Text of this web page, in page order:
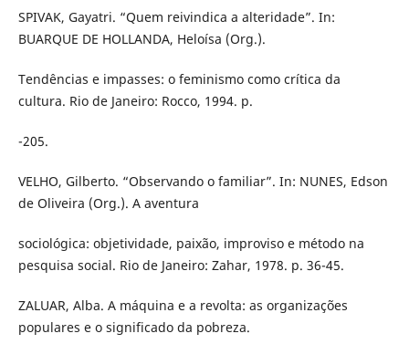
SPIVAK, Gayatri. “Quem reivindica a alteridade”. In:
BUARQUE DE HOLLANDA, Heloísa (Org.).
Tendências e impasses: o feminismo como crítica da
cultura. Rio de Janeiro: Rocco, 1994. p.
-205.
VELHO, Gilberto. “Observando o familiar”. In: NUNES, Edson
de Oliveira (Org.). A aventura
sociológica: objetividade, paixão, improviso e método na
pesquisa social. Rio de Janeiro: Zahar, 1978. p. 36-45.
ZALUAR, Alba. A máquina e a revolta: as organizações
populares e o significado da pobreza.